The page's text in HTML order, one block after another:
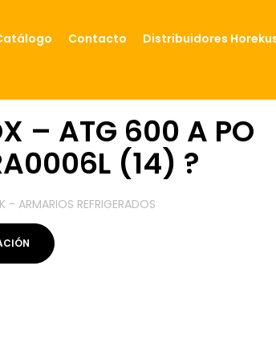
Contacto Distribuidores
– ATG 600 A PO
(14) ?
- ARMARIOS REFRIGERADOS